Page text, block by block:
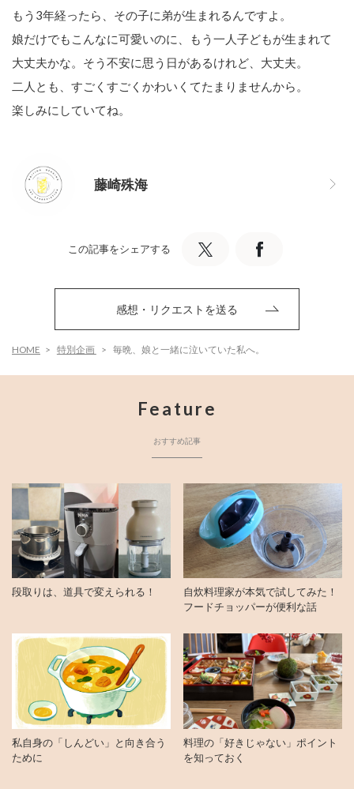
もう3年経ったら、その子に弟が生まれるんですよ。
娘だけでもこんなに可愛いのに、もう一人子どもが生まれて
大丈夫かな。そう不安に思う日があるけれど、大丈夫。
二人とも、すごくすごくかわいくてたまりませんから。
楽しみにしていてね。
藤崎殊海
この記事をシェアする
感想・リクエストを送る
HOME 特別企画 毎晩、娘と一緒に泣いていた私へ。
Feature
おすすめ記事
段取りは、道具で変えられる！
自炊料理家が本気で試してみた！
フードチョッパーが便利な話
私自身の「しんどい」と向き合う
ために
料理の「好きじゃない」ポイント
を知っておく